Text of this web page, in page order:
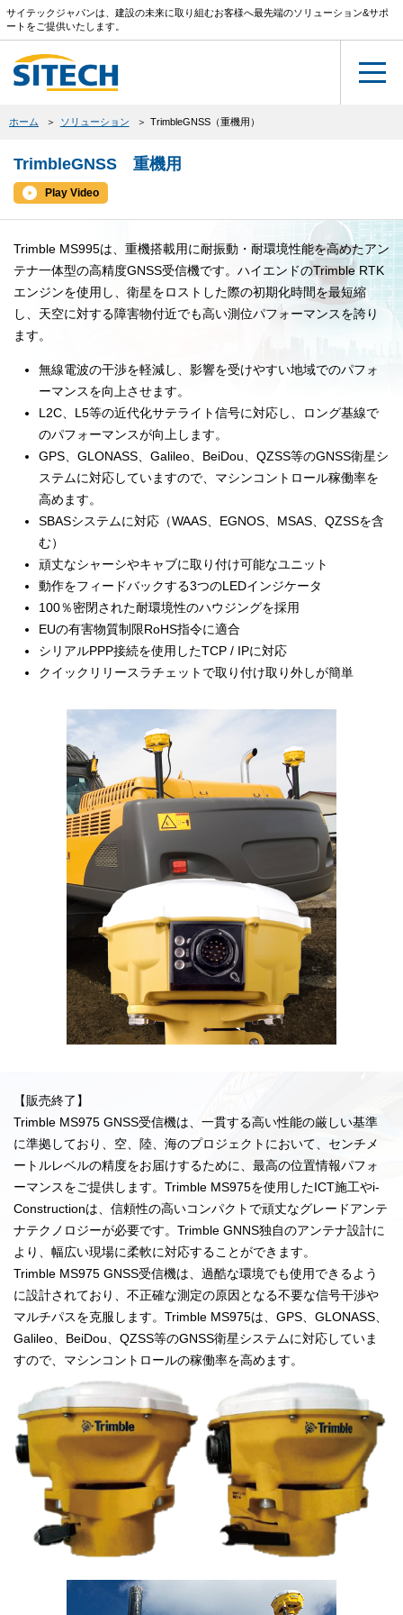
サイテックジャパンは、建設の未来に取り組むお客様へ最先端のソリューション&サポ
ートをご提供いたします。
ホーム ソリューション TrimbleGNSS（重機用）
TrimbleGNSS 重機用
Play Video
Trimble MS995は、重機搭載用に耐振動・耐環境性能を高めたアン
テナ一体型の高精度GNSS受信機です。ハイエンドのTrimble RTK
エンジンを使用し、衛星をロストした際の初期化時間を最短縮
し、天空に対する障害物付近でも高い測位パフォーマンスを誇り
ます。
無線電波の干渉を軽減し、影響を受けやすい地域でのパフォ
ーマンスを向上させます。
L2C、L5等の近代化サテライト信号に対応し、ロング基線で
のパフォーマンスが向上します。
GPS、GLONASS、Galileo、BeiDou、QZSS等のGNSS衛星シ
ステムに対応していますので、マシンコントロール稼働率を
高めます。
SBASシステムに対応（WAAS、EGNOS、MSAS、QZSSを含
む）
頑丈なシャーシやキャブに取り付け可能なユニット
動作をフィードバックする3つのLEDインジケータ
100％密閉された耐環境性のハウジングを採用
EUの有害物質制限RoHS指令に適合
シリアルPPP接続を使用したTCP / IPに対応
クイックリリースラチェットで取り付け取り外しが簡単
【販売終了】
Trimble MS975 GNSS受信機は、一貫する高い性能の厳しい基準
に準拠しており、空、陸、海のプロジェクトにおいて、センチメ
ートルレベルの精度をお届けするために、最高の位置情報パフォ
ーマンスをご提供します。Trimble MS975を使用したICT施工やi-
Constructionは、信頼性の高いコンパクトで頑丈なグレードアンテ
ナテクノロジーが必要です。Trimble GNNS独自のアンテナ設計に
より、幅広い現場に柔軟に対応することができます。
Trimble MS975 GNSS受信機は、過酷な環境でも使用できるよう
に設計されており、不正確な測定の原因となる不要な信号干渉や
マルチパスを克服します。Trimble MS975は、GPS、GLONASS、
Galileo、BeiDou、QZSS等のGNSS衛星システムに対応していま
すので、マシンコントロールの稼働率を高めます。